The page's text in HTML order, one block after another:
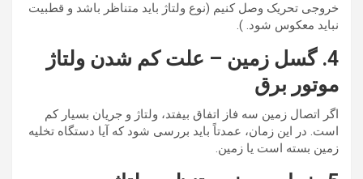
خروجی تحریک وصل کنیم (نوع ولتاژ باید متناظر باشد و قطبیت
نباید معکوس شود. ).
4. گسل زمین – علت کم شدن ولتاژ
موتور برق
اگر اتصال زمین سه فاز اتفاق بیفتد، ولتاژ و جریان بسیار کم
است. در این زمان، عمدتاً باید بررسی شود که آیا دستگاه تخلیه
زمین بسته است یا زمین.